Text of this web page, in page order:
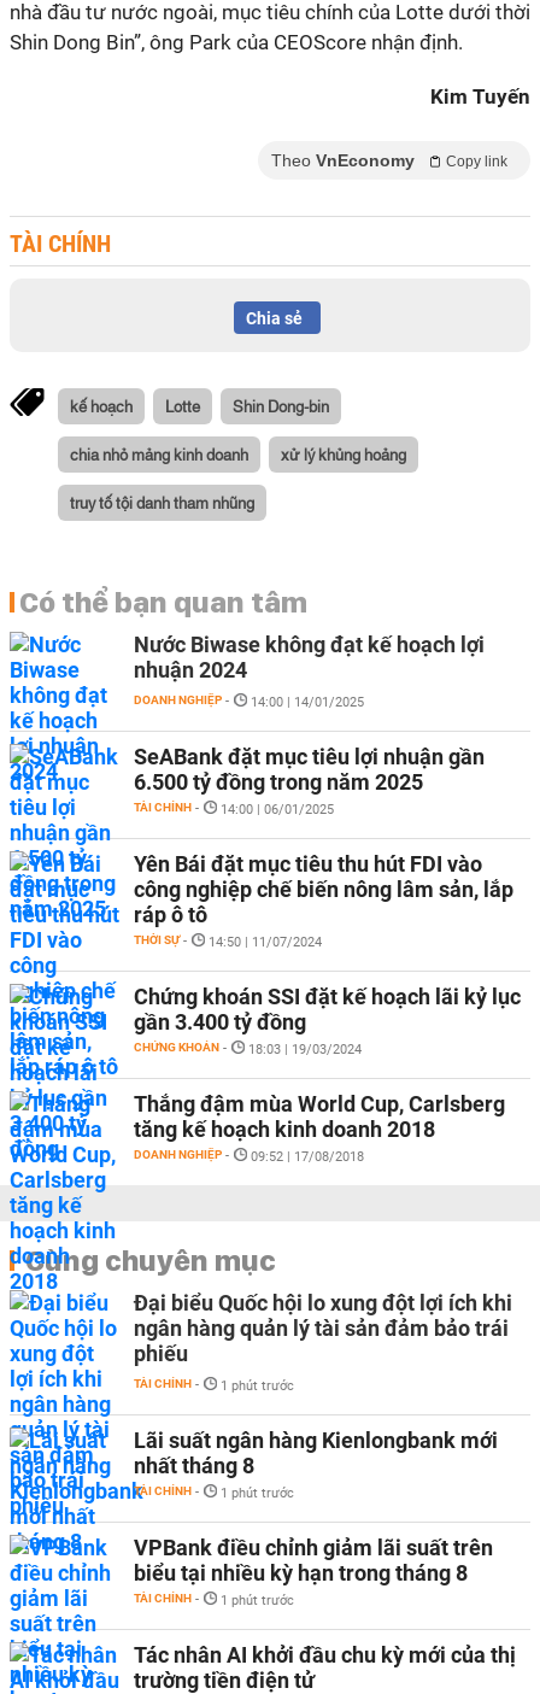
nhà đầu tư nước ngoài, mục tiêu chính của Lotte dưới thời
Shin Dong Bin”, ông Park của CEOScore nhận định.
Kim Tuyến
Theo VnEconomy Copy link
TÀI CHÍNH
Chia sẻ
kế hoạch Lotte Shin Dong-bin
chia nhỏ mảng kinh doanh xử lý khủng hoảng
truy tố tội danh tham nhũng
Có thể bạn quan tâm
Nước Biwase không đạt kế hoạch lợi
nhuận 2024
DOANH NGHIỆP - 14:00 | 14/01/2025
SeABank đặt mục tiêu lợi nhuận gần
6.500 tỷ đồng trong năm 2025
TÀI CHÍNH - 14:00 | 06/01/2025
Yên Bái đặt mục tiêu thu hút FDI vào
công nghiệp chế biến nông lâm sản, lắp
ráp ô tô
THỜI SỰ - 14:50 | 11/07/2024
Chứng khoán SSI đặt kế hoạch lãi kỷ lục
gần 3.400 tỷ đồng
CHỨNG KHOÁN - 18:03 | 19/03/2024
Thắng đậm mùa World Cup, Carlsberg
tăng kế hoạch kinh doanh 2018
DOANH NGHIỆP - 09:52 | 17/08/2018
Cùng chuyên mục
Đại biểu Quốc hội lo xung đột lợi ích khi
ngân hàng quản lý tài sản đảm bảo trái
phiếu
TÀI CHÍNH - 1 phút trước
Lãi suất ngân hàng Kienlongbank mới
nhất tháng 8
TÀI CHÍNH - 1 phút trước
VPBank điều chỉnh giảm lãi suất trên
biểu tại nhiều kỳ hạn trong tháng 8
TÀI CHÍNH - 1 phút trước
Tác nhân AI khởi đầu chu kỳ mới của thị
trường tiền điện tử